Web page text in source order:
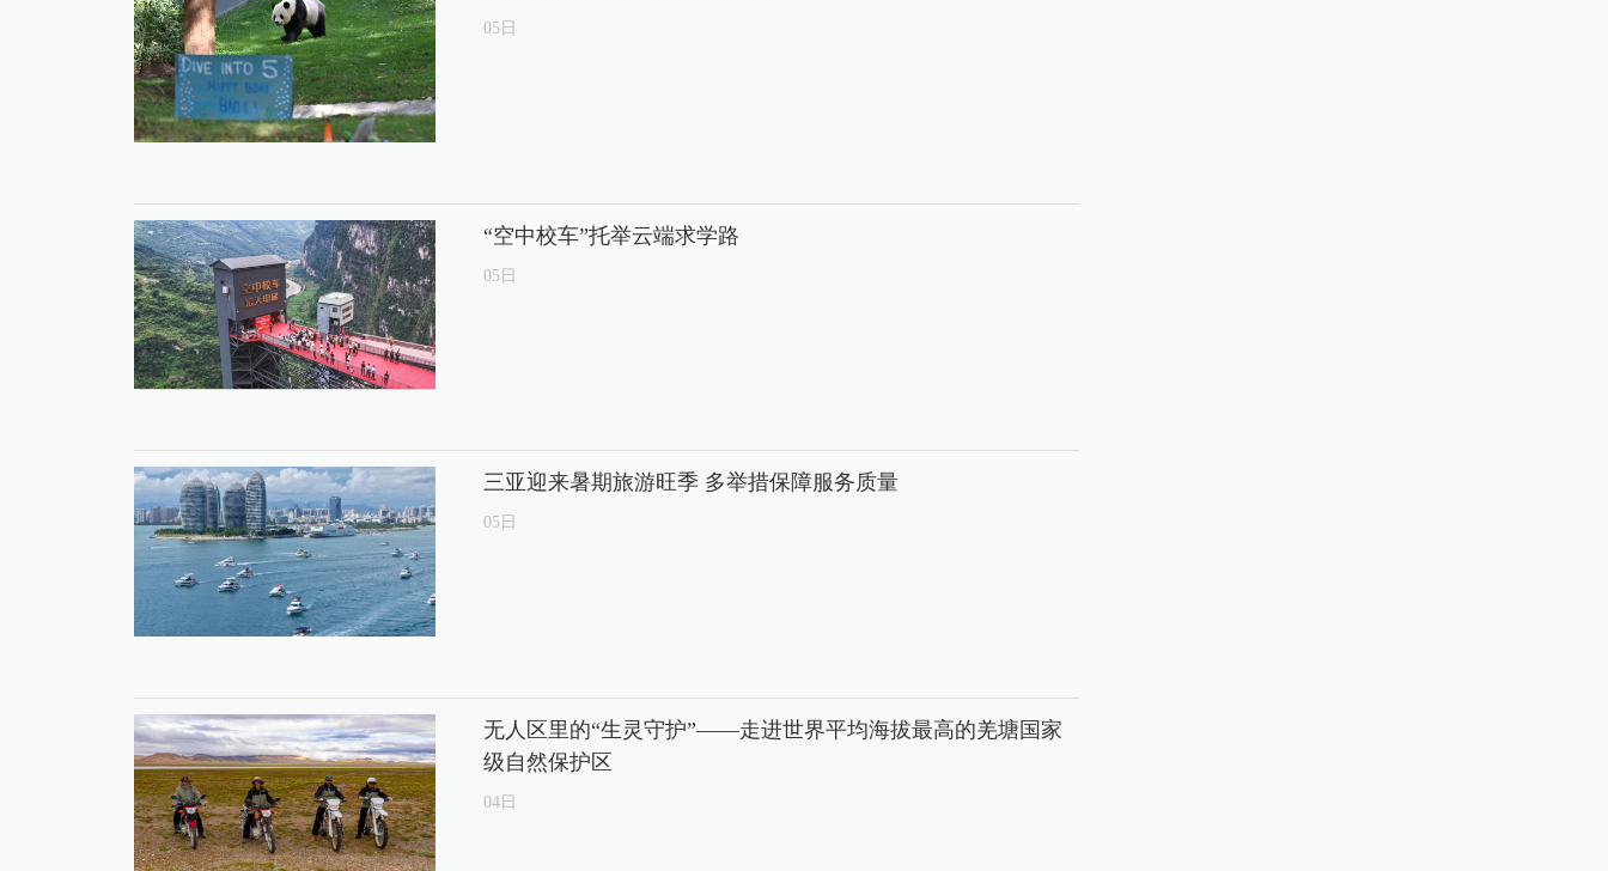
05日
“空中校车”托举云端求学路
05日
三亚迎来暑期旅游旺季 多举措保障服务质量
05日
无人区里的“生灵守护”——走进世界平均海拔最高的羌塘国家
级自然保护区
04日